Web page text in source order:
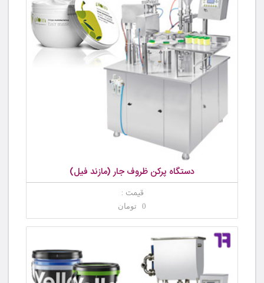
دستگاه پرکن ظروف جار (مازند فیل)
قیمت :
0 تومان